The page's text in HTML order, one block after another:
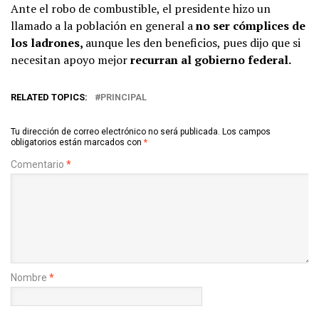
Ante el robo de combustible, el presidente hizo un
llamado a la población en general ano ser cómplices de
los ladrones, aunque les den beneficios, pues dijo que si
necesitan apoyo mejorrecurran al gobierno federal.
RELATED TOPICS: PRINCIPAL
Tu dirección de correo electrónico no será publicada. Los campos
obligatorios están marcados con *
Comentario *
Nombre *